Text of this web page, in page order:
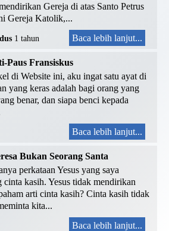
Gereja di atas Santo Petrus
Gereja Katolik,...
1 tahun Baca lebih lanjut...
Paus Fransiskus
di Website ini, aku ingat satu ayat di
yang keras adalah bagi orang yang
benar, dan siapa benci kepada
Baca lebih lanjut...
Bukan Seorang Santa
perkataan Yesus yang saya
cinta kasih. Yesus tidak mendirikan
arti cinta kasih? Cinta kasih tidak
kita...
Baca lebih lanjut...